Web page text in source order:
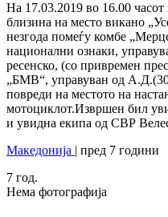
На 17.03.2019 во 16.00 часот
близина на место викано
незгода помеѓу комбе
национални ознаки,
ресенско, (со привремен
„БМВ“, управуван од
повреди на местото на
мотоциклот.Извршен бил
и увидна екипа од СВР
Македонија | пред 7 години
7 год.
Нема фотографија